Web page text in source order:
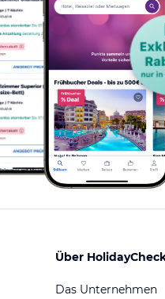
Über
Das Unternehmen